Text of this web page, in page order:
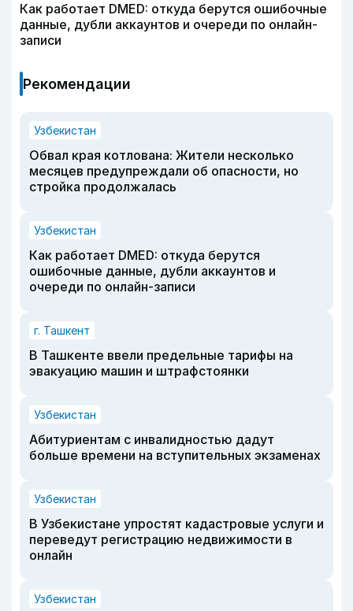
Как работает DMED: откуда берутся ошибочные
данные, дубли аккаунтов и очереди по онлайн-
записи
Рекомендации
Узбекистан
Обвал края котлована: Жители несколько
месяцев предупреждали об опасности, но
стройка продолжалась
Узбекистан
Как работает DMED: откуда берутся
ошибочные данные, дубли аккаунтов и
очереди по онлайн-записи
г. Ташкент
В Ташкенте ввели предельные тарифы на
эвакуацию машин и штрафстоянки
Узбекистан
Абитуриентам с инвалидностью дадут
больше времени на вступительных экзаменах
Узбекистан
В Узбекистане упростят кадастровые услуги и
переведут регистрацию недвижимости в
онлайн
Узбекистан